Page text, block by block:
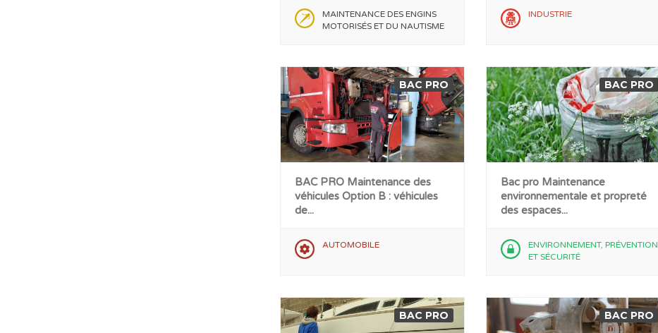
MAINTENANCE DES ENGINS
MOTORISÉS ET DU NAUTISME
INDUSTRIE
BAC PRO
BAC PRO Maintenance des
véhicules Option B : véhicules
de...
AUTOMOBILE
BAC PRO
Bac pro Maintenance
environnementale et propreté
des espaces...
ENVIRONNEMENT, PRÉVENTION
ET SÉCURITÉ
BAC PRO BAC PRO